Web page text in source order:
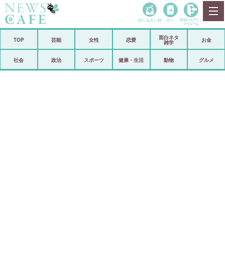
政治
当たる占い師 占い 登録• ログイン
マイルーム
TOP 芸能 女性 恋愛
面白ネタ
雑学
お金
社会 政治 スポーツ 健康・生活 動物 グルメ